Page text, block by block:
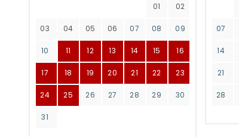
01 02
03 04 05 06 07 08 09
10 11 12 13 14 15 16
17 18 19 20 21 22 23
24 25 26 27 28 29 30
31
07
14
21
28